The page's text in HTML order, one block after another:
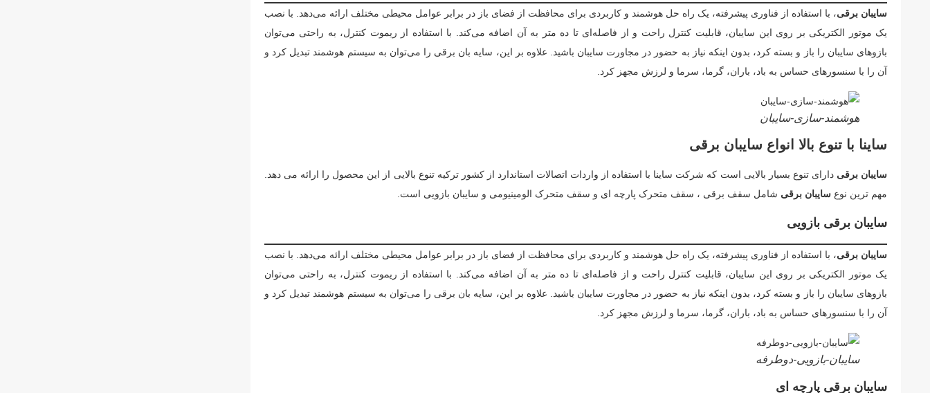
سایبان برقی، با استفاده از فناوری پیشرفته، یک راه حل هوشمند و کاربردی برای محافظت از فضای باز در برابر عوامل محیطی مختلف ارائه می‌دهد. با نصب
یک موتور الکتریکی بر روی این سایبان، قابلیت کنترل راحت و از فاصله‌ای تا ده متر به آن اضافه می‌کند. با استفاده از ریموت کنترل، به راحتی می‌توان
بازوهای سایبان را باز و بسته کرد، بدون اینکه نیاز به حضور در مجاورت سایبان باشید. علاوه بر این، سایه بان برقی را می‌توان به سیستم هوشمند تبدیل کرد و
آن را با سنسورهای حساس به باد، باران، گرما، سرما و لرزش مجهز کرد.
هوشمند-سازی-سایبان
ساینا با تنوع بالا انواع سایبان برقی
سایبان برقی دارای تنوع بسیار بالایی است که شرکت ساینا با استفاده از واردات اتصالات استاندارد از کشور ترکیه تنوع بالایی از این محصول را ارائه می دهد.
مهم ترین نوع سایبان برقی شامل سقف برقی ، سقف متحرک پارچه ای و سقف متحرک الومینیومی و سایبان بازویی است.
سایبان برقی بازویی
سایبان برقی، با استفاده از فناوری پیشرفته، یک راه حل هوشمند و کاربردی برای محافظت از فضای باز در برابر عوامل محیطی مختلف ارائه می‌دهد. با نصب
یک موتور الکتریکی بر روی این سایبان، قابلیت کنترل راحت و از فاصله‌ای تا ده متر به آن اضافه می‌کند. با استفاده از ریموت کنترل، به راحتی می‌توان
بازوهای سایبان را باز و بسته کرد، بدون اینکه نیاز به حضور در مجاورت سایبان باشید. علاوه بر این، سایه بان برقی را می‌توان به سیستم هوشمند تبدیل کرد و
آن را با سنسورهای حساس به باد، باران، گرما، سرما و لرزش مجهز کرد.
سایبان-بازویی-دوطرفه
سایبان برقی پارچه ای